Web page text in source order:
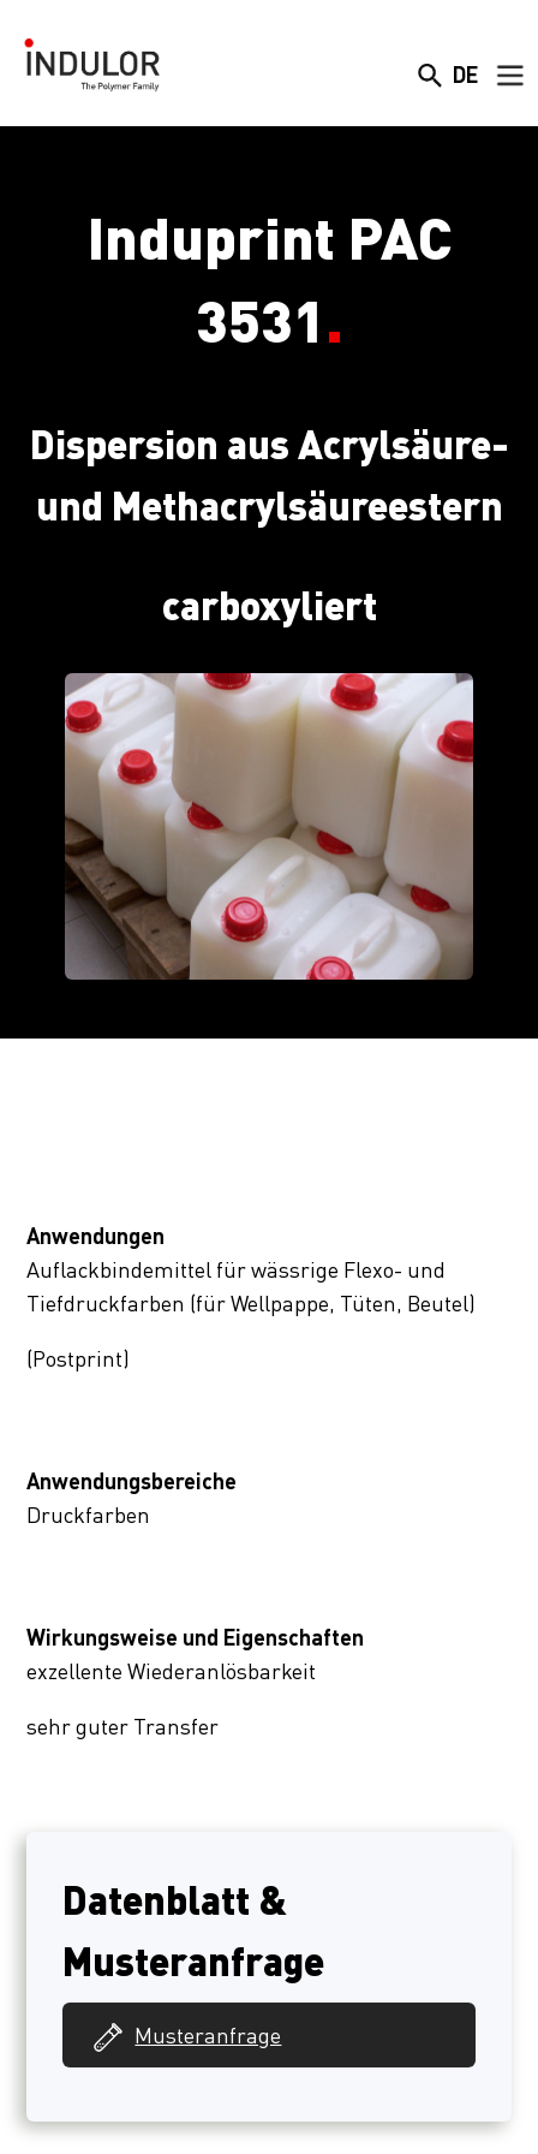
DE
Induprint PAC
3531.
Dispersion aus Acrylsäure-
und Methacrylsäureestern
carboxyliert
Anwendungen
Auflackbindemittel für wässrige Flexo- und
Tiefdruckfarben (für Wellpappe, Tüten, Beutel)
(Postprint)
Anwendungsbereiche
Druckfarben
Wirkungsweise und Eigenschaften
exzellente Wiederanlösbarkeit
sehr guter Transfer
Datenblatt &
Musteranfrage
Musteranfrage